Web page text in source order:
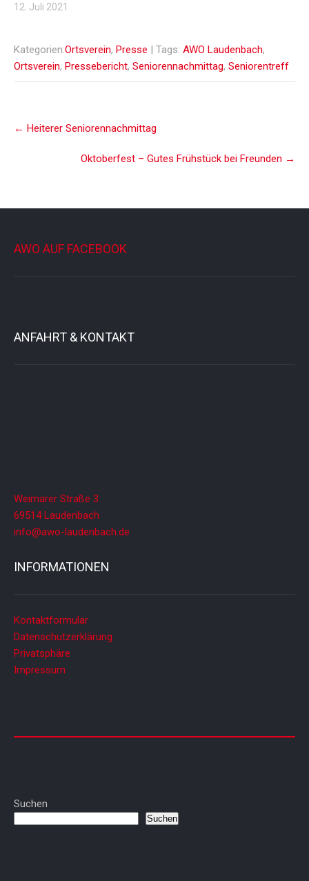
12. Juli 2021
Kategorien:Ortsverein, Presse | Tags: AWO Laudenbach,
Ortsverein, Pressebericht, Seniorennachmittag, Seniorentreff
Post
navigation
← Heiterer Seniorennachmittag
Oktoberfest – Gutes Frühstück bei Freunden →
AWO AUF FACEBOOK
ANFAHRT & KONTAKT
Weimarer Straße 3
69514 Laudenbach
info@awo-laudenbach.de
INFORMATIONEN
Kontaktformular
Datenschutzerklärung
Privatsphäre
Impressum
Suchen
Suchen